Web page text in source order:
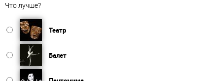
Что лучше?
Театр
Балет